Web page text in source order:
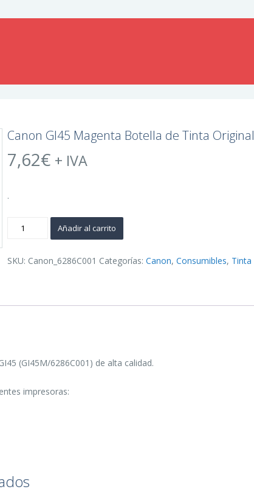
Canon GI45 Magenta Botella de Tinta
7,62€ + IVA
.
GI45
Tinta
Añadir al carrito
SKU: Canon_6286C001 Categorías:Canon,Consumibles, Tinta
(GI45M/6286C001) de alta calidad.
impresoras: